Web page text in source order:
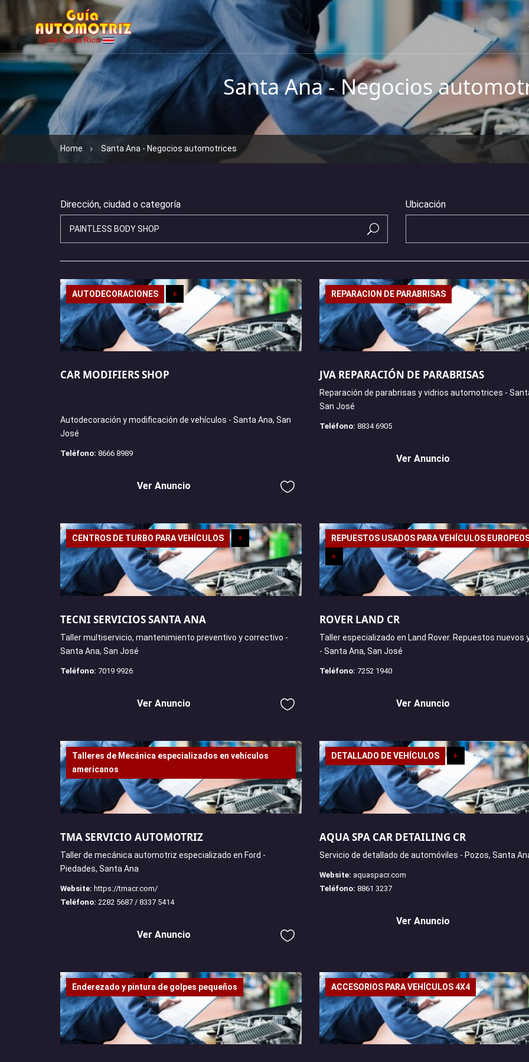
Santa Ana - Negocios
Home Santa Ana - Negocios automotrices
Dirección, ciudad o categoría Ubicación
AUTODECORACIONES +
CAR MODIFIERS SHOP
Autodecoración y modificación de vehículos - Santa Ana, San
José
Teléfono: 8666 8989
Ver Anuncio
REPARACION DE PARABRISAS
JVA REPARACIÓN DE PARABRISAS
Reparación de parabrisas y vidrios automotrices -
San José
Teléfono: 8834 6905
Ver Anuncio
CENTROS DE TURBO PARA VEHÍCULOS +
TECNI SERVICIOS SANTA ANA
Taller multiservicio, mantenimiento preventivo y correctivo -
Santa Ana, San José
Teléfono: 7019 9926
Ver Anuncio
REPUESTOS USADOS PARA VEHÍCULOS
+
ROVER LAND CR
Taller especializado en Land Rover. Repuestos nuevos
- Santa Ana, San José
Teléfono: 7252 1940
Ver Anuncio
Talleres de Mecánica especializados en vehículos
americanos
TMA SERVICIO AUTOMOTRIZ
Taller de mecánica automotriz especializado en Ford -
Piedades, Santa Ana
Website: https://tmacr.com/
Teléfono: 2282 5687 / 8337 5414
Ver Anuncio
DETALLADO DE VEHÍCULOS +
AQUA SPA CAR DETAILING CR
Servicio de detallado de automóviles - Pozos, Santa
Website: aquaspacr.com
Teléfono: 8861 3237
Ver Anuncio
Enderezado y pintura de golpes pequeños ACCESORIOS PARA VEHÍCULOS 4X4